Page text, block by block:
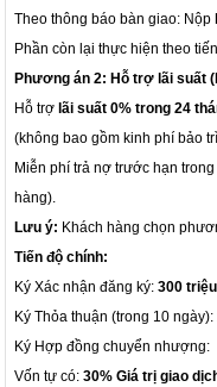
Theo thông báo bàn giao: Nộp
Phần còn lại thực hiện theo
Phương án 2: Hỗ trợ lãi suất
Hỗ trợ lãi suất 0% trong 24
(không bao gồm kinh phí bảo
Miễn phí trả nợ trước hạn
hàng).
Lưu ý: Khách hàng chọn
Tiến độ chính:
Ký Xác nhận đăng ký:300
Ký Thỏa thuận (trong 10 ngày):
Ký Hợp đồng chuyển nhượng:
Vốn tự có:30% Giá trị giao